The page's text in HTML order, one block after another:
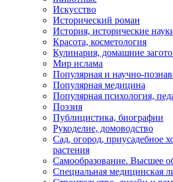
Искусство
Исторический роман
История, исторические
Красота, косметология
Кулинария, домашние
Мир ислама
Популярная и научно-
Популярная медицина
Популярная психология,
Поэзия
Публицистика, биографии
Рукоделие, домоводство
Сад, огород, приусадебное
растения
Самообразование. Высшее
Специальная медицинская